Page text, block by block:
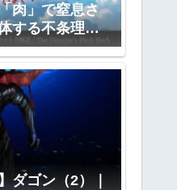
肉」で窒息さ
する不条理劇
ゾン』全プロ
ダゴン（2）｜